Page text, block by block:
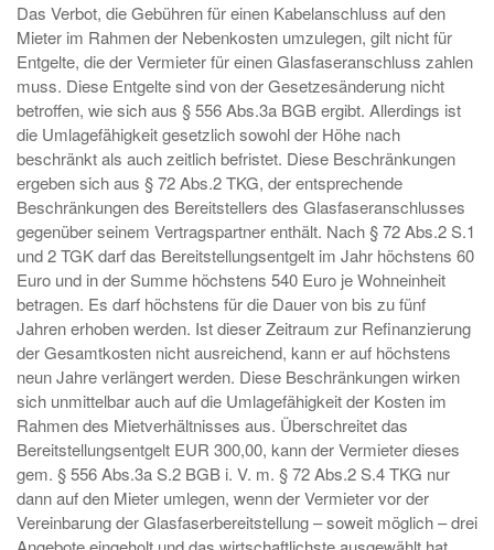
Das Verbot, die Gebühren für einen Kabelanschluss auf den
Mieter im Rahmen der Nebenkosten umzulegen, gilt nicht für
Entgelte, die der Vermieter für einen Glasfaseranschluss zahlen
muss. Diese Entgelte sind von der Gesetzesänderung nicht
betroffen, wie sich aus § 556 Abs.3a BGB ergibt. Allerdings ist
die Umlagefähigkeit gesetzlich sowohl der Höhe nach
beschränkt als auch zeitlich befristet. Diese Beschränkungen
ergeben sich aus § 72 Abs.2 TKG, der entsprechende
Beschränkungen des Bereitstellers des Glasfaseranschlusses
gegenüber seinem Vertragspartner enthält. Nach § 72 Abs.2 S.1
und 2 TGK darf das Bereitstellungsentgelt im Jahr höchstens 60
Euro und in der Summe höchstens 540 Euro je Wohneinheit
betragen. Es darf höchstens für die Dauer von bis zu fünf
Jahren erhoben werden. Ist dieser Zeitraum zur Refinanzierung
der Gesamtkosten nicht ausreichend, kann er auf höchstens
neun Jahre verlängert werden. Diese Beschränkungen wirken
sich unmittelbar auch auf die Umlagefähigkeit der Kosten im
Rahmen des Mietverhältnisses aus. Überschreitet das
Bereitstellungsentgelt EUR 300,00, kann der Vermieter dieses
gem. § 556 Abs.3a S.2 BGB i. V. m. § 72 Abs.2 S.4 TKG nur
dann auf den Mieter umlegen, wenn der Vermieter vor der
Vereinbarung der Glasfaserbereitstellung – soweit möglich – drei